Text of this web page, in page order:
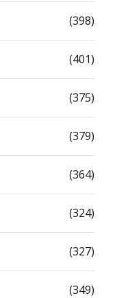
(398)
(401)
(375)
(379)
(364)
(324)
(327)
(349)